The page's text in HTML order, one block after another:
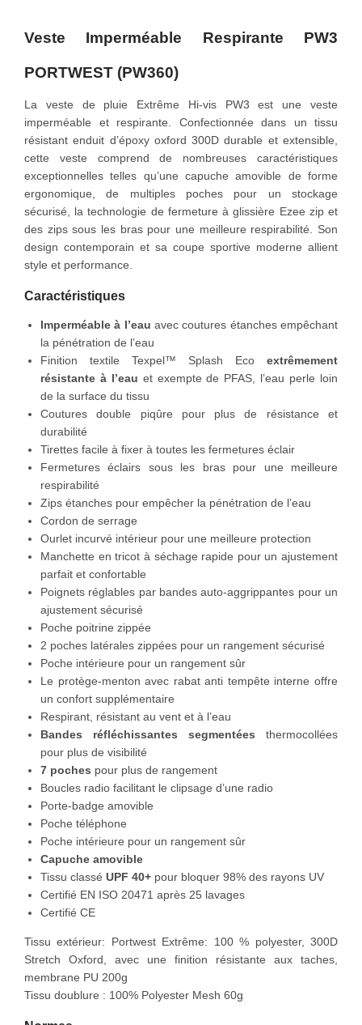
m
a
l
e
e
t
r
e
s
p
r
n
t
e
P
W
3
P
O
R
T
W
E
S
T
Veste Imperméable Respirante PW3
PORTWEST (PW360)
La veste de pluie Extrême Hi-vis PW3 est une veste
imperméable et respirante. Confectionnée dans un tissu
résistant enduit d’époxy oxford 300D durable et extensible,
cette veste comprend de nombreuses caractéristiques
exceptionnelles telles qu’une capuche amovible de forme
ergonomique, de multiples poches pour un stockage
sécurisé, la technologie de fermeture à glissière Ezee zip et
des zips sous les bras pour une meilleure respirabilité. Son
design contemporain et sa coupe sportive moderne allient
style et performance.
Caractéristiques
Imperméable à l’eau avec coutures étanches empêchant
la pénétration de l’eau
Finition textile Texpel™ Splash Eco extrêmement
résistante à l’eau et exempte de PFAS, l’eau perle loin
de la surface du tissu
Coutures double piqûre pour plus de résistance et
durabilité
Tirettes facile à fixer à toutes les fermetures éclair
Fermetures éclairs sous les bras pour une meilleure
respirabilité
Zips étanches pour empêcher la pénétration de l’eau
Cordon de serrage
Ourlet incurvé intérieur pour une meilleure protection
Manchette en tricot à séchage rapide pour un ajustement
parfait et confortable
Poignets réglables par bandes auto-aggrippantes pour un
ajustement sécurisé
Poche poitrine zippée
2 poches latérales zippées pour un rangement sécurisé
Poche intérieure pour un rangement sûr
Le protège-menton avec rabat anti tempête interne offre
un confort supplémentaire
Respirant, résistant au vent et à l’eau
Bandes réfléchissantes segmentées thermocollées
pour plus de visibilité
7 poches pour plus de rangement
Boucles radio facilitant le clipsage d’une radio
Porte-badge amovible
Poche téléphone
Poche intérieure pour un rangement sûr
Capuche amovible
Tissu classé UPF 40+ pour bloquer 98% des rayons UV
Certifié EN ISO 20471 après 25 lavages
Certifié CE
Tissu extérieur: Portwest Extrême: 100 % polyester, 300D
Stretch Oxford, avec une finition résistante aux taches,
membrane PU 200g
Tissu doublure : 100% Polyester Mesh 60g